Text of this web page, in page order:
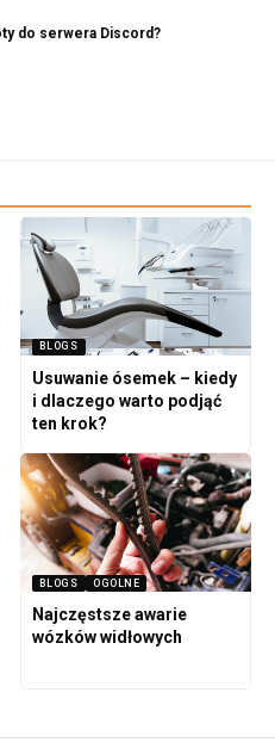
do serwera Discord?
BLOGS
Usuwanie ósemek – kiedy
i dlaczego warto podjąć
ten krok?
BLOGS OGOLNE
Najczęstsze awarie
wózków widłowych